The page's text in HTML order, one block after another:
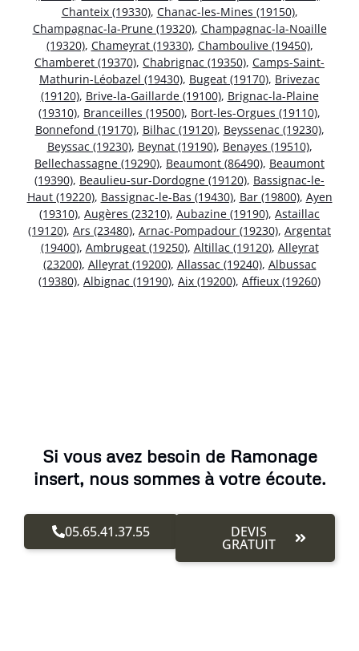
Chanteix (19330), Chanac-les-Mines (19150),
Champagnac-la-Prune (19320), Champagnac-la-Noaille
(19320), Chameyrat (19330), Chamboulive (19450),
Chamberet (19370), Chabrignac (19350), Camps-Saint-
Mathurin-Léobazel (19430), Bugeat (19170), Brivezac
(19120), Brive-la-Gaillarde (19100), Brignac-la-Plaine
(19310), Branceilles (19500), Bort-les-Orgues (19110),
Bonnefond (19170), Bilhac (19120), Beyssenac (19230),
Beyssac (19230), Beynat (19190), Benayes (19510),
Bellechassagne (19290), Beaumont (86490), Beaumont
(19390), Beaulieu-sur-Dordogne (19120), Bassignac-le-
Haut (19220), Bassignac-le-Bas (19430), Bar (19800), Ayen
(19310), Augères (23210), Aubazine (19190), Astaillac
(19120), Ars (23480), Arnac-Pompadour (19230), Argentat
(19400), Ambrugeat (19250), Altillac (19120), Alleyrat
(23200), Alleyrat (19200), Allassac (19240), Albussac
(19380), Albignac (19190), Aix (19200), Affieux (19260)
Si vous avez besoin de Ramonage
insert, nous sommes à votre écoute.
05.65.41.37.55 DEVIS
GRATUIT